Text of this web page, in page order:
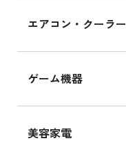
エアコン・クーラー
ゲーム機器
美容家電